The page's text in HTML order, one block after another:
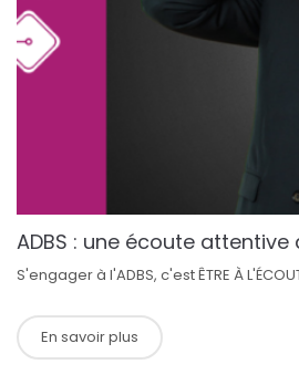
ADBS : une écoute
S'engager à l'ADBS, c'est ÊTRE À
En savoir plus